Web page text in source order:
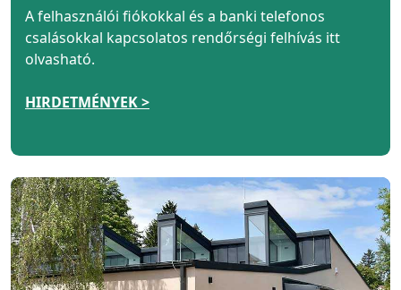
A felhasználói fiókokkal és a banki telefonos
csalásokkal kapcsolatos rendőrségi felhívás itt
olvasható.
HIRDETMÉNYEK >